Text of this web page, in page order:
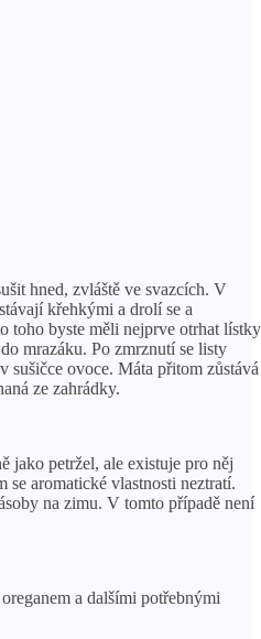
hned, zvláště ve svazcích. V
křehkými a drolí se a
toho byste měli nejprve otrhat lístky
mrazáku. Po zmrznutí se listy
sušičce ovoce. Máta přitom zůstává
ze zahrádky.
jako petržel, ale existuje pro něj
aromatické vlastnosti neztratí.
na zimu. V tomto případě není
a dalšími potřebnými